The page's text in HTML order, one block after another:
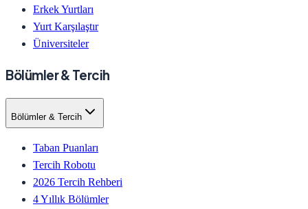
Erkek Yurtları
Yurt Karşılaştır
Üniversiteler
Bölümler & Tercih
Bölümler & Tercih
Taban Puanları
Tercih Robotu
2026 Tercih Rehberi
4 Yıllık Bölümler